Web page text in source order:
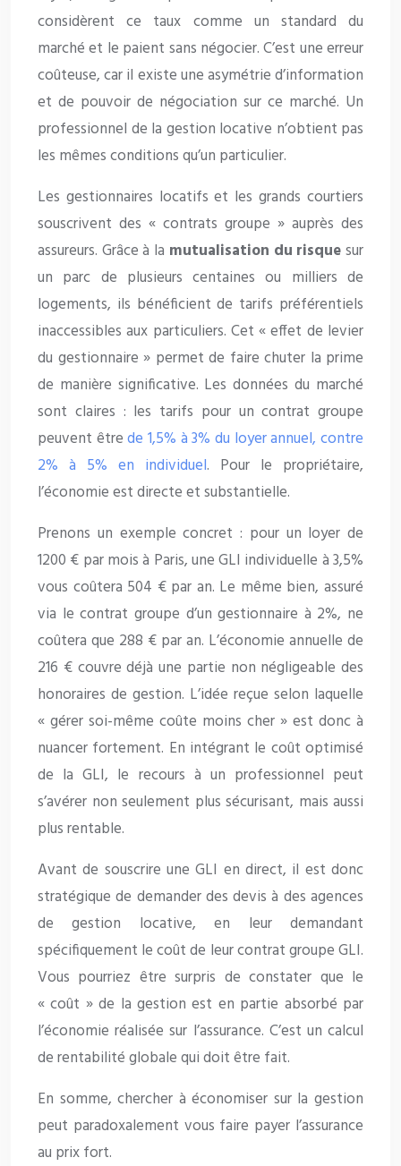
considèrent ce taux comme un standard du
marché et le paient sans négocier. C’est une erreur
coûteuse, car il existe une asymétrie d’information
et de pouvoir de négociation sur ce marché. Un
professionnel de la gestion locative n’obtient pas
les mêmes conditions qu’un particulier.
Les gestionnaires locatifs et les grands courtiers
souscrivent des « contrats groupe » auprès des
assureurs. Grâce à la mutualisation du risquesur
un parc de plusieurs centaines ou milliers de
logements, ils bénéficient de tarifs préférentiels
inaccessibles aux particuliers. Cet « effet de levier
du gestionnaire » permet de faire chuter la prime
de manière significative. Les données du marché
sont claires : les tarifs pour un contrat groupe
peuvent êtrede 1,5% à 3% du loyer annuel, contre
2% à 5% en individuel. Pour le propriétaire,
l’économie est directe et substantielle.
Prenons un exemple concret : pour un loyer de
1200 € par mois à Paris, une GLI individuelle à 3,5%
vous coûtera 504 € par an. Le même bien, assuré
via le contrat groupe d’un gestionnaire à 2%, ne
coûtera que 288 € par an. L’économie annuelle de
216 € couvre déjà une partie non négligeable des
honoraires de gestion. L’idée reçue selon laquelle
« gérer soi-même coûte moins cher » est donc à
nuancer fortement. En intégrant le coût optimisé
de la GLI, le recours à un professionnel peut
s’avérer non seulement plus sécurisant, mais aussi
plus rentable.
Avant de souscrire une GLI en direct, il est donc
stratégique de demander des devis à des agences
de gestion locative, en leur demandant
spécifiquement le coût de leur contrat groupe GLI.
Vous pourriez être surpris de constater que le
« coût » de la gestion est en partie absorbé par
l’économie réalisée sur l’assurance. C’est un calcul
de rentabilité globale qui doit être fait.
En somme, chercher à économiser sur la gestion
peut paradoxalement vous faire payer l’assurance
au prix fort.